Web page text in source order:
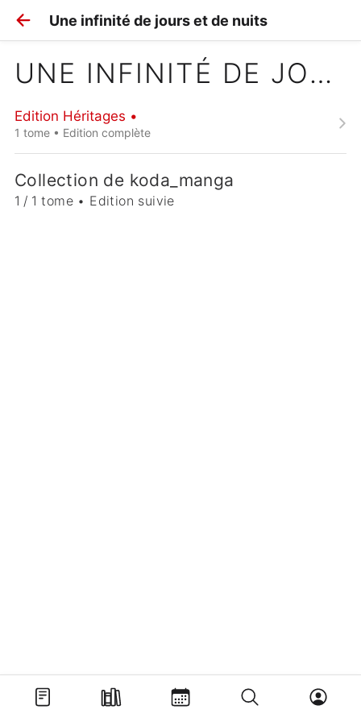
Une infinité de jours et de nuits
UNE INFINITÉ DE JOURS ET DE NUITS
Edition Héritages •
1 tome • Edition complète
Collection de koda_manga
1 / 1 tome • Edition suivie